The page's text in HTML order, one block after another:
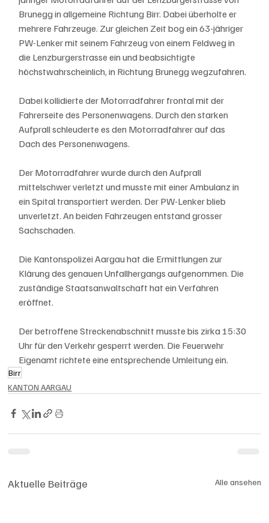
Brunegg in allgemeine Richtung Birr. Dabei überholte er
mehrere Fahrzeuge. Zur gleichen Zeit bog ein 63-jähriger
PW-Lenker mit seinem Fahrzeug von einem Feldweg in
die Lenzburgerstrasse ein und beabsichtigte
höchstwahrscheinlich, in Richtung Brunegg wegzufahren.
Dabei kollidierte der Motorradfahrer frontal mit der
Fahrerseite des Personenwagens. Durch den starken
Aufprall schleuderte es den Motorradfahrer auf das
Dach des Personenwagens.
Der Motorradfahrer wurde durch den Aufprall
mittelschwer verletzt und musste mit einer Ambulanz in
ein Spital transportiert werden. Der PW-Lenker blieb
unverletzt. An beiden Fahrzeugen entstand grosser
Sachschaden.
Die Kantonspolizei Aargau hat die Ermittlungen zur
Klärung des genauen Unfallhergangs aufgenommen. Die
zuständige Staatsanwaltschaft hat ein Verfahren
eröffnet.
Der betroffene Streckenabschnitt musste bis zirka 15:30
Uhr für den Verkehr gesperrt werden. Die Feuerwehr
Eigenamt richtete eine entsprechende Umleitung ein.
Birr
KANTON AARGAU
Aktuelle Beiträge Alle ansehen